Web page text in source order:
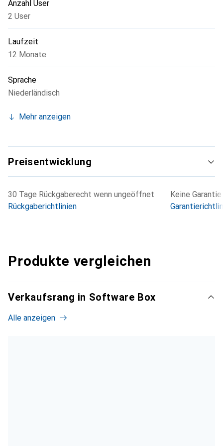
Anzahl User
2 User
Laufzeit
12 Monate
Sprache
Niederländisch
Mehr anzeigen
Preisentwicklung
30 Tage Rückgaberecht wenn ungeöffnet
Rückgaberichtlinien
Keine Garantie
Produkte vergleichen
Verkaufsrang in Software Box
Alle anzeigen